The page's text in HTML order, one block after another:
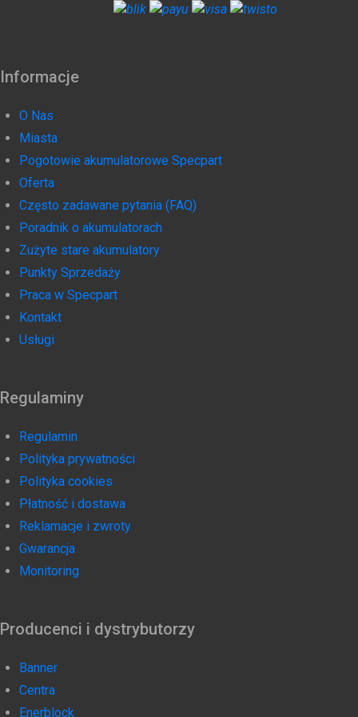
Informacje
O Nas
Miasta
Pogotowie akumulatorowe Specpart
Oferta
Często zadawane pytania (FAQ)
Poradnik o akumulatorach
Zużyte stare akumulatory
Punkty Sprzedaży
Praca w Specpart
Kontakt
Usługi
Regulaminy
Regulamin
Polityka prywatności
Polityka cookies
Płatność i dostawa
Reklamacje i zwroty
Gwarancja
Monitoring
Producenci i dystrybutorzy
Banner
Centra
Enerblock